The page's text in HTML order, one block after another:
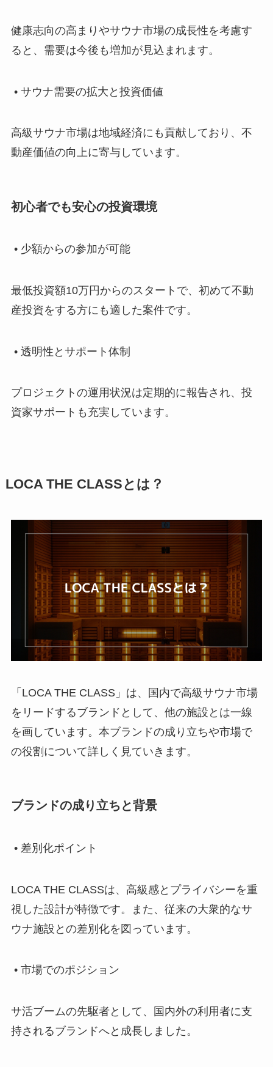
健康志向の高まりやサウナ市場の成長性を考慮す
ると、需要は今後も増加が見込まれます。
• サウナ需要の拡大と投資価値
高級サウナ市場は地域経済にも貢献しており、不
動産価値の向上に寄与しています。
初心者でも安心の投資環境
• 少額からの参加が可能
最低投資額10万円からのスタートで、初めて不動
産投資をする方にも適した案件です。
• 透明性とサポート体制
プロジェクトの運用状況は定期的に報告され、投
資家サポートも充実しています。
LOCA THE CLASSとは？
「LOCA THE CLASS」は、国内で高級サウナ市場
をリードするブランドとして、他の施設とは一線
を画しています。本ブランドの成り立ちや市場で
の役割について詳しく見ていきます。
ブランドの成り立ちと背景
• 差別化ポイント
LOCA THE CLASSは、高級感とプライバシーを重
視した設計が特徴です。また、従来の大衆的なサ
ウナ施設との差別化を図っています。
• 市場でのポジション
サ活ブームの先駆者として、国内外の利用者に支
持されるブランドへと成長しました。